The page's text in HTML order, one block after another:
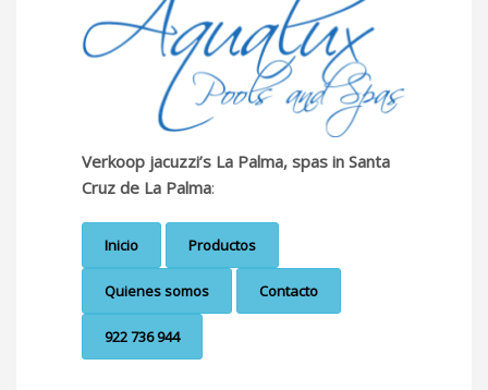
Verkoop jacuzzi’s La Palma, spas in Santa
Cruz de La Palma:
Inicio Productos
Quienes somos Contacto
922 736 944